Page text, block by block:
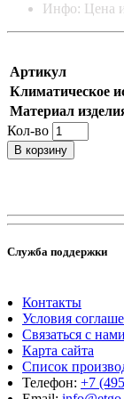
Инфо: Цена и
Артикул
Климатическое
Материал
Кол-во
В корзину
Служба поддержки
Контакты
Условия
Связаться с нами
Карта сайта
Список
Телефон: +7